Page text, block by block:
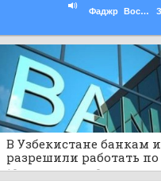
Фаджр Восход
В Узбекистане банкам
разрешили работать по
нормам шариата
10 часов назад 0